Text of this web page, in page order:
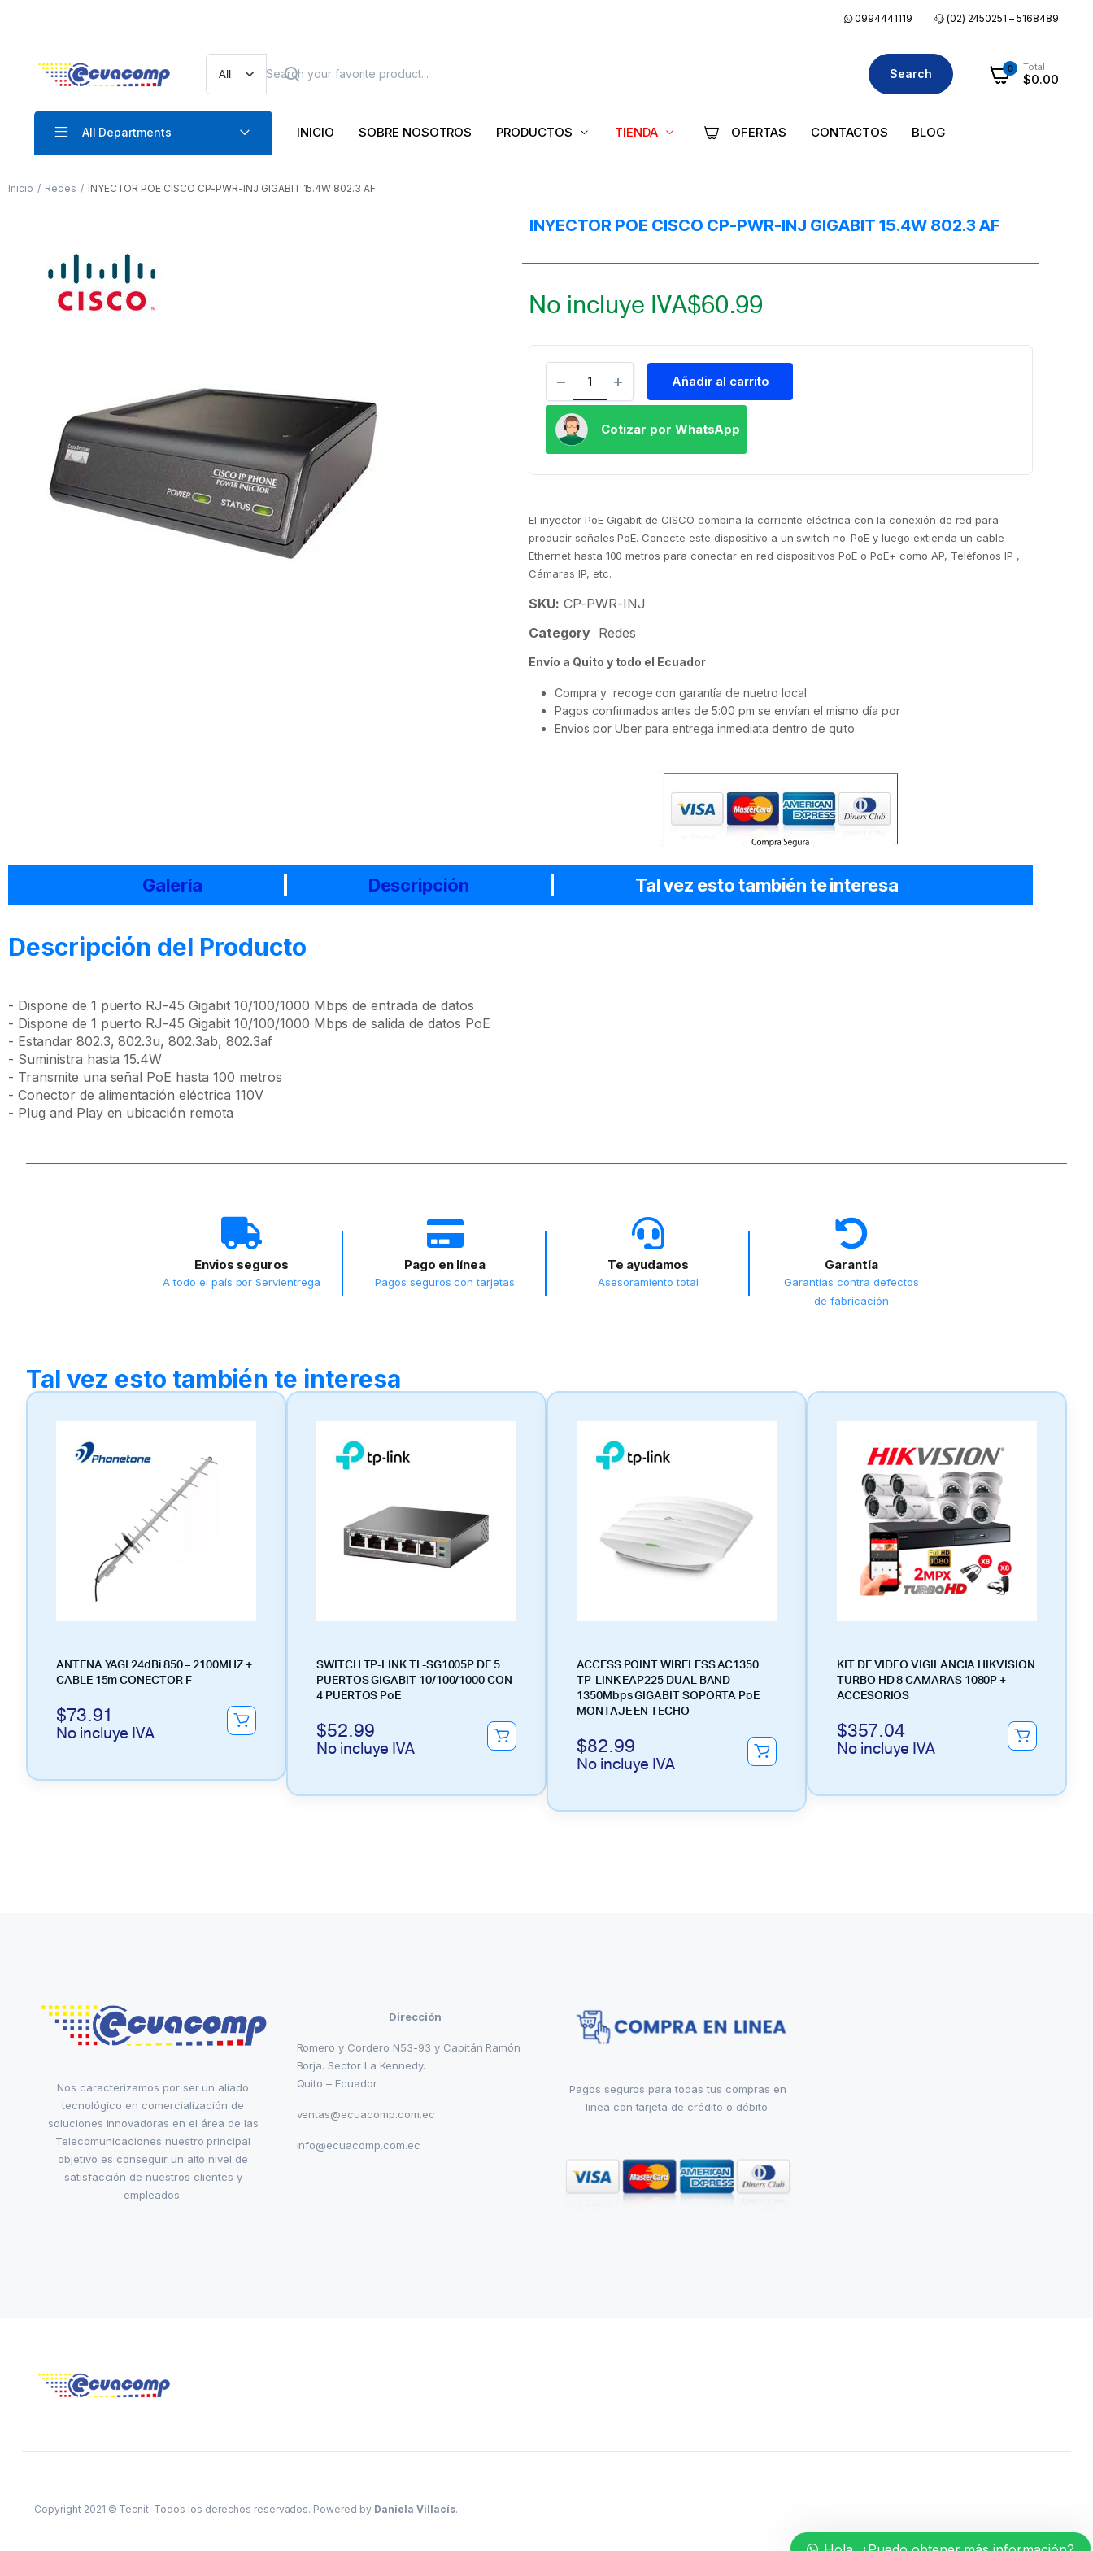
0994441119 (02) 2450251 – 5168489
Search 0 Total
$0.00
All Departments INICIO SOBRE NOSOTROS PRODUCTOS TIENDA OFERTAS CONTACTOS BLOG
Inicio Redes INYECTOR POE CISCO CP-PWR-INJ GIGABIT 15.4W 802.3 AF
INYECTOR POE CISCO CP-PWR-INJ GIGABIT 15.4W 802.3 AF
$60.99
No incluye IVA
Añadir al carrito
Cotizar por WhatsApp
El inyector PoE Gigabit de CISCO combina la corriente eléctrica con la conexión de red para
producir señales PoE. Conecte este dispositivo a un switch no-PoE y luego extienda un cable
Ethernet hasta 100 metros para conectar en red dispositivos PoE o PoE+ como AP, Teléfonos IP ,
Cámaras IP, etc.
SKU: CP-PWR-INJ
Category Redes
Envío a Quito y todo el Ecuador
Compra y recoge con garantía de nuetro local
Pagos confirmados antes de 5:00 pm se envían el mismo día por
Envios por Uber para entrega inmediata dentro de quito
Galería Descripción Tal vez esto también te interesa
Descripción del Producto
- Dispone de 1 puerto RJ-45 Gigabit 10/100/1000 Mbps de entrada de datos
- Dispone de 1 puerto RJ-45 Gigabit 10/100/1000 Mbps de salida de datos PoE
- Estandar 802.3, 802.3u, 802.3ab, 802.3af
- Suministra hasta 15.4W
- Transmite una señal PoE hasta 100 metros
- Conector de alimentación eléctrica 110V
- Plug and Play en ubicación remota
Envios seguros
A todo el país por Servientrega
Pago en línea
Pagos seguros con tarjetas
Te ayudamos
Asesoramiento total
Garantía
Garantías contra defectos
de fabricación
Tal vez esto también te interesa
ANTENA YAGI 24dBi 850 – 2100MHZ +
CABLE 15m CONECTOR F
$73.91
No incluye IVA
SWITCH TP-LINK TL-SG1005P DE 5
PUERTOS GIGABIT 10/100/1000 CON
4 PUERTOS PoE
$52.99
No incluye IVA
ACCESS POINT WIRELESS AC1350
TP-LINK EAP225 DUAL BAND
1350Mbps GIGABIT SOPORTA PoE
MONTAJE EN TECHO
$82.99
No incluye IVA
KIT DE VIDEO VIGILANCIA HIKVISION
TURBO HD 8 CAMARAS 1080P +
ACCESORIOS
$357.04
No incluye IVA
Nos caracterizamos por ser un aliado
tecnológico en comercialización de
soluciones innovadoras en el área de las
Telecomunicaciones nuestro principal
objetivo es conseguir un alto nivel de
satisfacción de nuestros clientes y
empleados.
Dirección
Romero y Cordero N53-93 y Capitán Ramón
Borja. Sector La Kennedy.
Quito – Ecuador
ventas@ecuacomp.com.ec
info@ecuacomp.com.ec
Pagos seguros para todas tus compras en
linea con tarjeta de crédito o débito.
Copyright 2021 © Tecnit. Todos los derechos reservados. Powered by Daniela Villacís.